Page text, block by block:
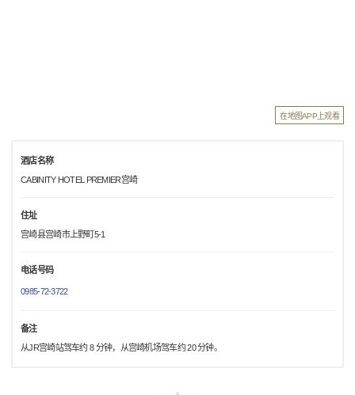
在地图APP上观看
酒店名称
CABINITY HOTEL PREMIER宫崎
住址
宫崎县宫崎市上野町5-1
电话号码
0985-72-3722
备注
从JR宫崎站驾车约 8 分钟，从宫崎机场驾车约 20 分钟。